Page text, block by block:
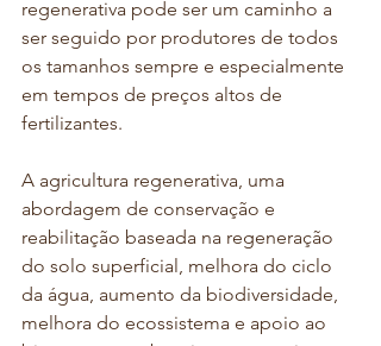
regenerativa pode ser um caminho a
ser seguido por produtores de todos
os tamanhos sempre e especialmente
em tempos de preços altos de
fertilizantes.
A agricultura regenerativa, uma
abordagem de conservação e
reabilitação baseada na regeneração
do solo superficial, melhora do ciclo
da água, aumento da biodiversidade,
melhora do ecossistema e apoio ao